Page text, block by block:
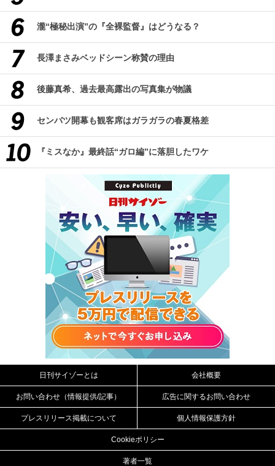
瀧“極秘出演”の『全裸監督』はどうなる？
長澤まさみベッドシーン称賛の理由
後藤真希、過去最高露出の写真集が物議
センバツ開幕も観客席はガラガラの春夏格差
『ミスなか』最終話“ガロ編”に落胆したワケ
日刊サイゾーとは 会社概要
お問い合わせ（情報提供/記事） 広告に関するお問い合わせ
プレスリリース掲載について 個人情報保護方針
Cookieポリシー
著者一覧